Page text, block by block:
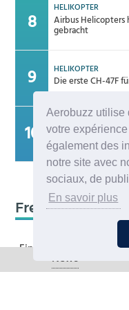
Aerobuzz utilise
votre
également des
notre site avec
sociaux, de
En savoir plus
HELIKOPTER
Airbus
gebracht
HELIKOPTER
Die erste CH-47F
MILITÄR
Die ersten
zurückgekehrt
Frequenz 123,45
Ein kritischer Leser
Zweiter H160M-Prototyp fliegt
News